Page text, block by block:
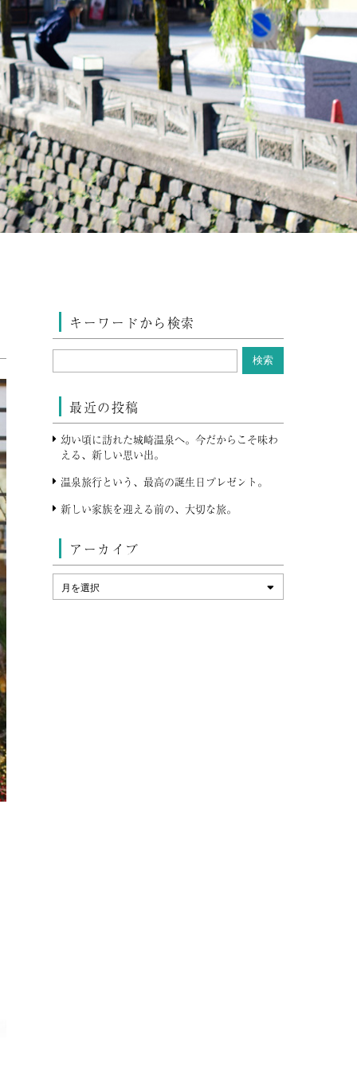
キーワードから検索
最近の投稿
幼い頃に訪れた城崎温泉へ。今だからこそ味わ
える、新しい思い出。
温泉旅行という、最高の誕生日プレゼント。
新しい家族を迎える前の、大切な旅。
アーカイブ